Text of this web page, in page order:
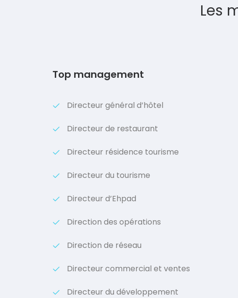
Les
Top management
Directeur général d’hôtel
Directeur de restaurant
Directeur résidence tourisme
Directeur du tourisme
Directeur d’Ehpad
Direction des opérations
Direction de réseau
Directeur commercial et ventes
Directeur du développement